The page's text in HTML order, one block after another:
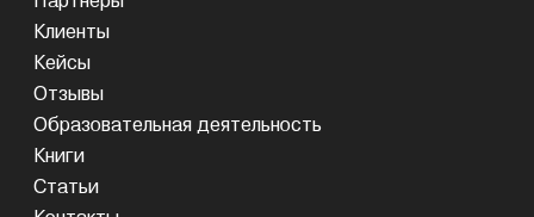
Клиенты
Кейсы
Отзывы
Образовательная деятельность
Книги
Статьи